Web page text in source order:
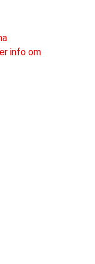
info om